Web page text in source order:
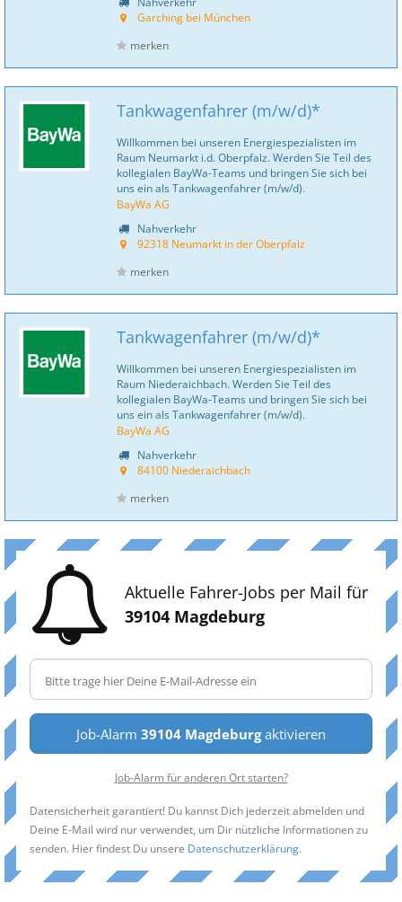
Garching bei München
merken
Tankwagenfahrer (m/w/d)*
Willkommen bei unseren Energiespezialisten im
Raum Neumarkt i.d. Oberpfalz. Werden Sie Teil des
kollegialen BayWa-Teams und bringen Sie sich bei
uns ein als Tankwagenfahrer (m/w/d).
BayWa AG
Nahverkehr
92318 Neumarkt in der Oberpfalz
merken
Tankwagenfahrer (m/w/d)*
Willkommen bei unseren Energiespezialisten im
Raum Niederaichbach. Werden Sie Teil des
kollegialen BayWa-Teams und bringen Sie sich bei
uns ein als Tankwagenfahrer (m/w/d).
BayWa AG
Nahverkehr
84100 Niederaichbach
merken
Aktuelle Fahrer-Jobs per Mail für
39104 Magdeburg
Job-Alarm 39104 Magdeburgaktivieren
Job-Alarm für anderen Ort starten?
Datensicherheit garantiert! Du kannst Dich jederzeit abmelden und
Deine E-Mail wird nur verwendet, um Dir nützliche Informationen zu
senden. Hier findest Du unsere Datenschutzerklärung.